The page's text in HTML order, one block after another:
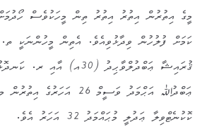
މީގެ އިތުރުން އިތުރު އިތުރު ތިން މީހަކުވެސް
ކަމަށް ފުލުހުން ވިދާޅުވިއެވެ. އެތިން މީހުންނަކީ ތ.
ޤުރައިޝާ ޢަބްދުލްވާޙިދު (30އ)
ޢަބްދުﷲ އަޙްމަދު ވަސީމް 26
ކޮކުނެޓްވިލާ ޢަދުލީ މުޙައްމަދު 32 އަހަރު އެވެ.